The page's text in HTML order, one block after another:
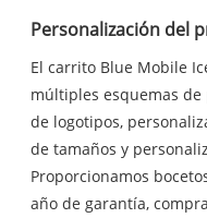
Personalización del
El carrito Blue Mobile
múltiples esquemas
de logotipos,
de tamaños y
Proporcionamos
año de garantía,